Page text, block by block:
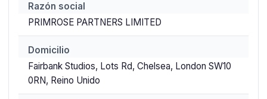
Razón social
PRIMROSE PARTNERS LIMITED
Domicilio
Fairbank Studios, Lots Rd, Chelsea, London SW10
0RN, Reino Unido